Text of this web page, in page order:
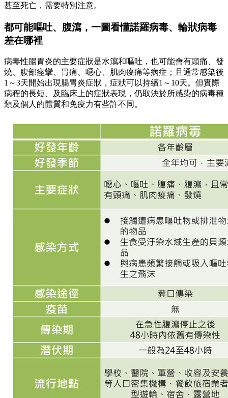
甚至死亡，需要特別注意。
都可能嘔吐、腹瀉，一圖看懂諾羅病毒、輪狀病毒
差在哪裡
病毒性腸胃炎的主要症狀是水瀉和嘔吐，也可能會有頭痛、發
燒、腹部痙攣、胃痛、噁心、肌肉痠痛等病症；且通常感染後
1～3天開始出現腸胃炎症狀，症狀可以持續1～10天。但實際
病程的長短、及臨床上的症狀表現，仍取決於所感染的病毒種
類及個人的體質和免疫力有些許不同。